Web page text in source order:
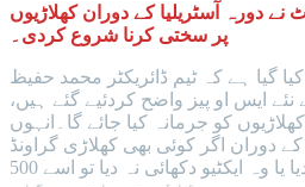
دورہ آسٹریلیا کے دوران کھلاڑیوں
پر سختی کرنا شروع کردی۔
گیا ہے کہ ٹیم ڈائریکٹر محمد حفیظ
ایس او پیز واضح کردئیے گئے ہیں،
کو جرمانہ کیا جائے گا۔انہوں
کے دوران اگر کوئی بھی کھلاڑی گراونڈ
میں سویا ہوا دکھائی دیا یا وہ ایکٹیو دکھائی نہ دیا تو اسے 500